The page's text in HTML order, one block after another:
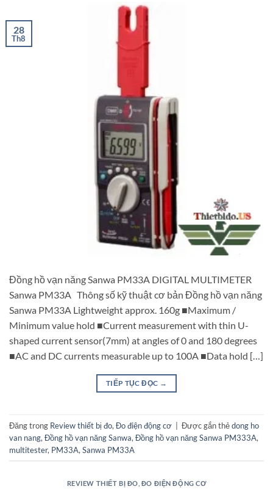
28
Th8
Đồng hồ vạn năng Sanwa PM33A DIGITAL MULTIMETER
Sanwa PM33A Thông số kỹ thuật cơ bản Đồng hồ vạn năng
Sanwa PM33A Lightweight approx. 160g ■Maximum /
Minimum value hold ■Current measurement with thin U-
shaped current sensor(7mm) at angles of 0 and 180 degrees
■AC and DC currents measurable up to 100A ■Data hold […]
TIẾP TỤC ĐỌC →
Đăng trong Review thiết bị đo, Đo điện động cơ Được gắn thẻdong ho
van nang, Đồng hồ vạn năng Sanwa, Đồng hồ vạn năng Sanwa PM333A,
multitester, PM33A, Sanwa PM33A
REVIEW THIẾT BỊ ĐO ĐO ĐIỆN ĐỘNG CƠ